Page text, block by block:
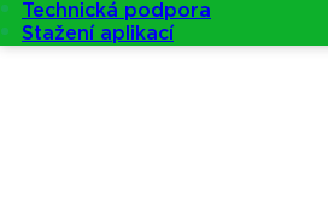
Technická podpora
Stažení aplikací